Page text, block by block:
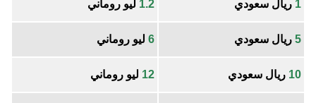
1 ريال سعودي 1.2 ليو روماني
5 ريال سعودي 6 ليو روماني
10 ريال سعودي 12 ليو روماني